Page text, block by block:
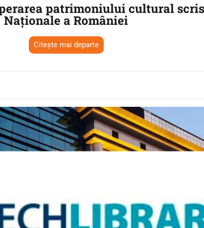
patrimoniului cultural
Naționale a României
Citește mai departe